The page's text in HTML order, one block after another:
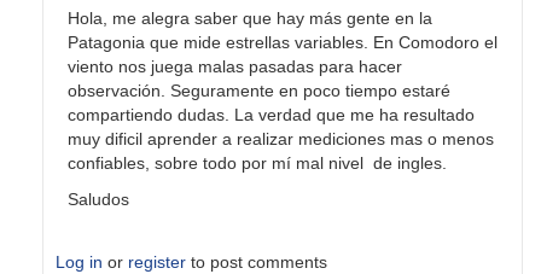
BVO
Hola, me alegra saber que hay más gente en la
Patagonia que mide estrellas variables. En Comodoro el
viento nos juega malas pasadas para hacer
observación. Seguramente en poco tiempo estaré
compartiendo dudas. La verdad que me ha resultado
muy dificil aprender a realizar mediciones mas o menos
confiables, sobre todo por mí mal nivel de ingles.
Saludos
Log in or register to post comments